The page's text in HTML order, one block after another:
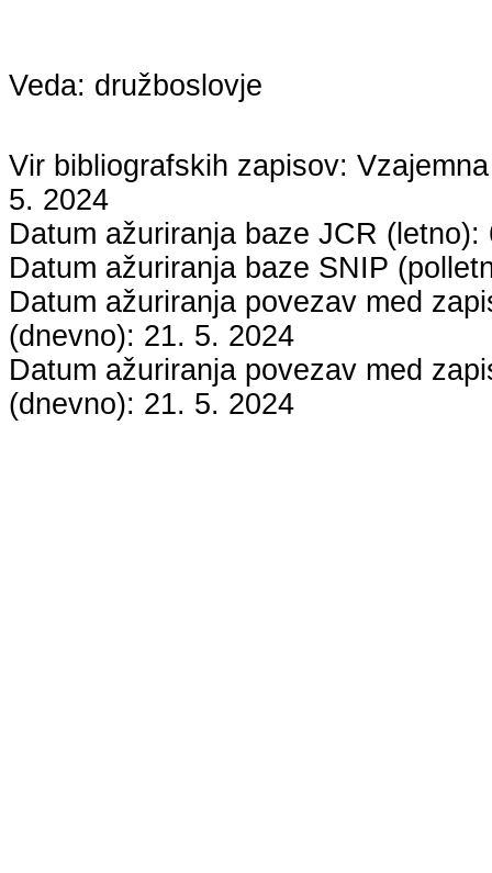
Veda: družboslovje
Vir bibliografskih zapisov:
5. 2024
Datum ažuriranja baze JCR (letno):
Datum ažuriranja baze SNIP
Datum ažuriranja povezav med
(dnevno): 21. 5. 2024
Datum ažuriranja povezav med
(dnevno): 21. 5. 2024